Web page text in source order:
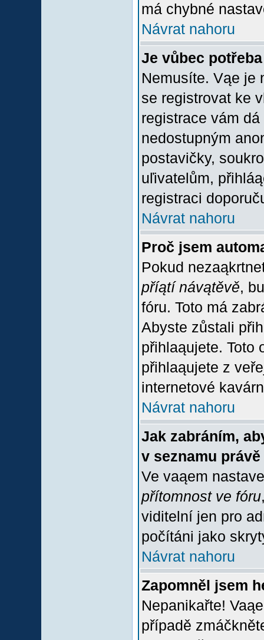
má chybné
Návrat nahoru
Je vůbec
Nemusíte. Vąe je
se registrovat ke
registrace vám
nedostupným
postavičky,
uľivatelům,
registraci
Návrat nahoru
Proč jsem
Pokud
příątí návątěvě,
fóru. Toto má
Abyste zůstali
přihlaąujete. Toto
přihlaąujete z
internetové
Návrat nahoru
Jak zabráním,
v seznamu
Ve vaąem
přítomnost ve fóru
viditelní jen pro
počítáni jako
Návrat nahoru
Zapomněl jsem
Nepanikařte!
případě